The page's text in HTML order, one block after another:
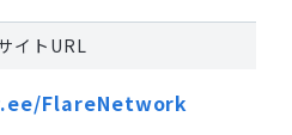
イトURL
FlareNetwork